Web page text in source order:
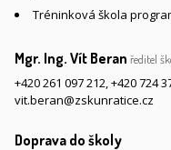
Tréninková škola
Mgr. Ing. Vít Beran ředitel
+420 261 097 212,+420 724
vit.beran@zskunratice.cz
Doprava do školy